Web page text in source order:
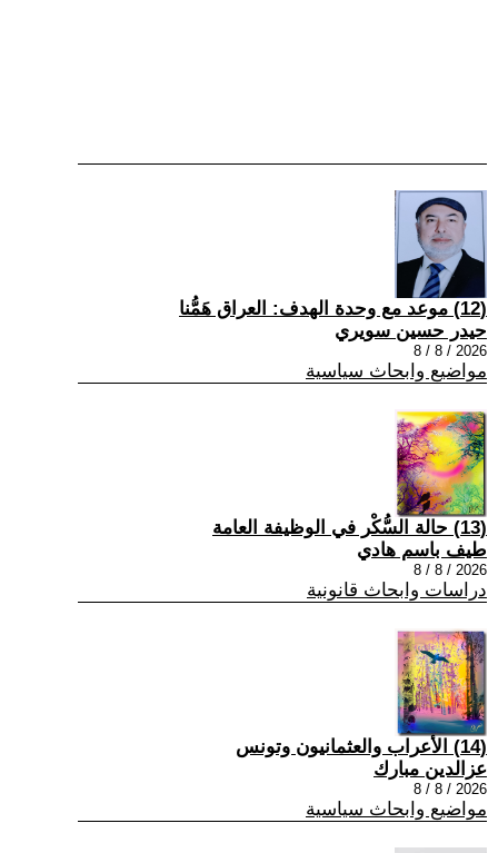
(12) موعد مع وحدة الهدف: العراق هَمُّنا
حيدر حسين سويري
2026 / 8 / 8
مواضيع وابحاث سياسية
(13) حالة السُّكْر في الوظيفة العامة
طيف باسم هادي
2026 / 8 / 8
دراسات وابحاث قانونية
(14) الأعراب والعثمانيون وتونس
عزالدين مبارك
2026 / 8 / 8
مواضيع وابحاث سياسية